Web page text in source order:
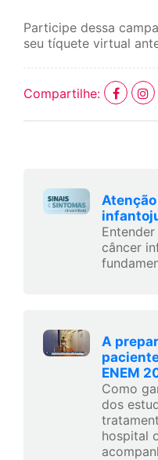
Participe dessa
seu tíquete virtual
Compartilhe:
câncer
A
ENEM
Como
dos
hospital